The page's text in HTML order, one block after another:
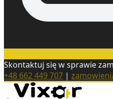
Skontaktuj się w sprawie
+48 662 449 707 |